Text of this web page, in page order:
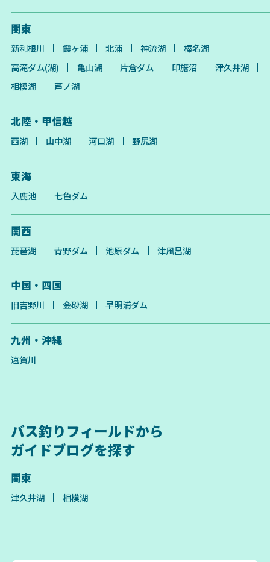
関東
新利根川 霞ヶ浦 北浦 神流湖
榛名湖
高滝ダム(湖)
亀山湖 片倉ダム 印旛沼
津久井湖
相模湖
芦ノ湖
北陸・甲信越
西湖 山中湖 河口湖 野尻湖
東海
入鹿池 七色ダム
関西
琵琶湖 青野ダム 池原ダム 津風呂湖
中国・四国
旧吉野川 金砂湖 早明浦ダム
九州・沖縄
遠賀川
バス釣りフィールドから
ガイドブログを探す
関東
津久井湖 相模湖